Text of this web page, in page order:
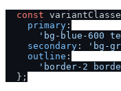
const
primary :
'bg-blue-600
secondary :
'bg-
outline :
'border-2
  };